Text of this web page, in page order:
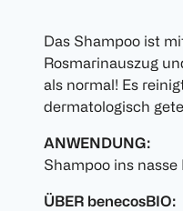
Das Shampoo ist
Rosmarinauszug
als normal! Es
dermatologisch
ANWENDUNG:
Shampoo ins
ÜBER benecosBIO: